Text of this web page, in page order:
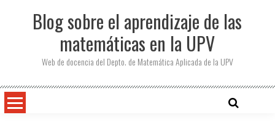
contenidoBlog sobre el aprendizaje de las
matemáticas en la UPV
Web de docencia del Depto. de Matemática Aplicada de la UPV